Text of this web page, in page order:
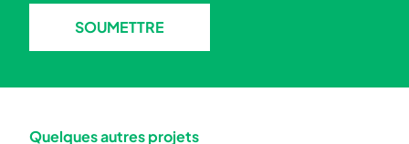
SOUMETTRE
Quelques autres projets